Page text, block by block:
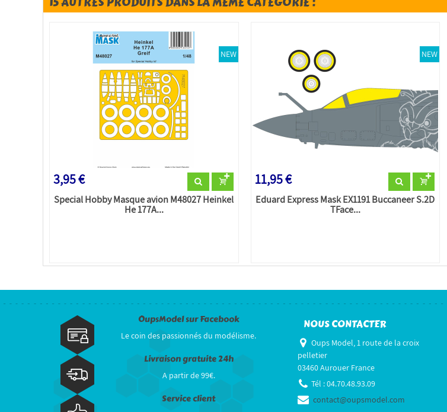
NEW
3,95 €
Special Hobby Masque avion M48027 Heinkel
He 177A...
NEW
11,95 €
Eduard Express Mask EX1191 Buccaneer S.2D
TFace...
OupsModel sur Facebook
Le coin des passionnés du modélisme.
Livraison gratuite 24h
A partir de 99€.
Service client
NOUS CONTACTER
Oups Model, 1 route de la croix
pelletier
03460 Aurouer France
Tél :04.70.48.93.09
contact@oupsmodel.com